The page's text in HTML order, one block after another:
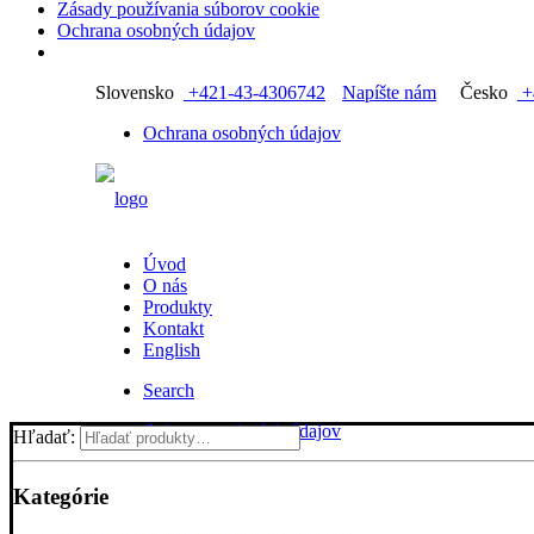
Zásady používania súborov cookie
Ochrana osobných údajov
Slovensko +421-43-4306742 Napíšte nám Česko
Ochrana osobných údajov
Úvod
O nás
Produkty
Kontakt
English
Search
Ochrana osobných údajov
Hľadať:
Kategórie